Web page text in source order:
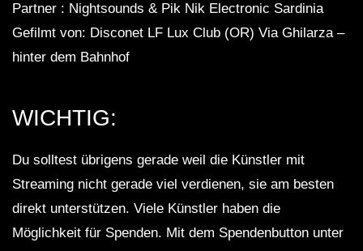
Partner : Nightsounds & Pik Nik Electronic Sardinia
Gefilmt von: Disconet LF Lux Club (OR) Via Ghilarza –
hinter dem Bahnhof
WICHTIG:
Du solltest übrigens gerade weil die Künstler mit
Streaming nicht gerade viel verdienen, sie am besten
direkt unterstützen. Viele Künstler haben die
Möglichkeit für Spenden. Mit dem Spendenbutton unter